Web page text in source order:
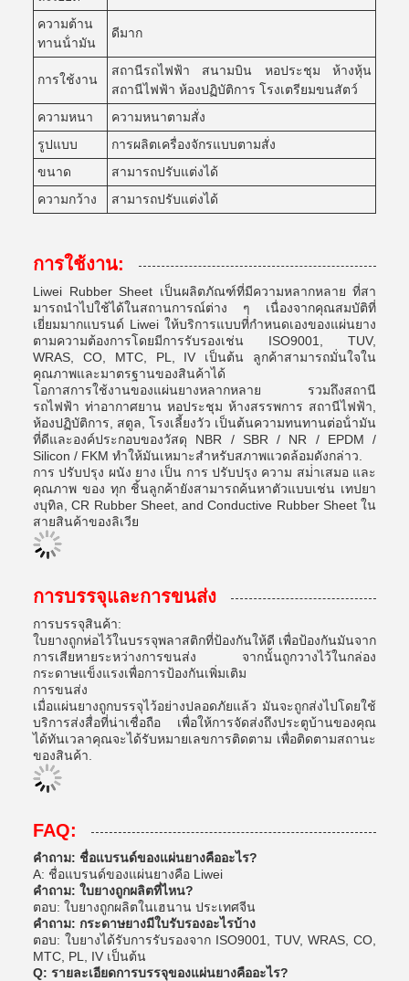
ความต้าน
ทานน้ํามัน
ดีมาก
การใช้งาน
สถานีรถไฟฟ้า สนามบิน หอประชุม ห้างหุ้น
สถานีไฟฟ้า ห้องปฏิบัติการ โรงเตรียมขนสัตว์
ความหนา
ความหนาตามสั่ง
รูปแบบ
การผลิตเครื่องจักรแบบตามสั่ง
ขนาด
สามารถปรับแต่งได้
ความกว้าง
สามารถปรับแต่งได้
การใช้งาน:
Liwei Rubber Sheet เป็นผลิตภัณฑ์ที่มีความหลากหลาย ที่สา
มารถนําไปใช้ได้ในสถานการณ์ต่าง ๆ เนื่องจากคุณสมบัติที่
เยี่ยมมากแบรนด์ Liwei ให้บริการแบบที่กําหนดเองของแผ่นยาง
ตามความต้องการโดยมีการรับรองเช่น ISO9001, TUV,
WRAS, CO, MTC, PL, IV เป็นต้น ลูกค้าสามารถมั่นใจใน
คุณภาพและมาตรฐานของสินค้าได้
โอกาสการใช้งานของแผ่นยางหลากหลาย รวมถึงสถานี
รถไฟฟ้า ท่าอากาศยาน หอประชุม ห้างสรรพการ สถานีไฟฟ้า,
ห้องปฏิบัติการ, สตูล, โรงเลี้ยงวัว เป็นต้นความทนทานต่อน้ํามัน
ที่ดีและองค์ประกอบของวัสดุ NBR / SBR / NR / EPDM /
Silicon / FKM ทําให้มันเหมาะสําหรับสภาพแวดล้อมดังกล่าว.
การ ปรับปรุง ผนัง ยาง เป็น การ ปรับปรุง ความ สม่ําเสมอ และ
คุณภาพ ของ ทุก ชิ้นลูกค้ายังสามารถค้นหาตัวแบบเช่น เทปยา
งบุทิล, CR Rubber Sheet, and Conductive Rubber Sheet ใน
สายสินค้าของลิเวีย
การบรรจุและการขนส่ง
การบรรจุสินค้า:
ใบยางถูกห่อไว้ในบรรจุพลาสติกที่ป้องกันให้ดี เพื่อป้องกันมันจาก
การเสียหายระหว่างการขนส่ง จากนั้นถูกวางไว้ในกล่อง
กระดาษแข็งแรงเพื่อการป้องกันเพิ่มเติม
การขนส่ง
เมื่อแผ่นยางถูกบรรจุไว้อย่างปลอดภัยแล้ว มันจะถูกส่งไปโดยใช้
บริการส่งสื่อที่น่าเชื่อถือ เพื่อให้การจัดส่งถึงประตูบ้านของคุณ
ได้ทันเวลาคุณจะได้รับหมายเลขการติดตาม เพื่อติดตามสถานะ
ของสินค้า.
FAQ:
คําถาม: ชื่อแบรนด์ของแผ่นยางคืออะไร?
A: ชื่อแบรนด์ของแผ่นยางคือ Liwei
คําถาม: ใบยางถูกผลิตที่ไหน?
ตอบ: ใบยางถูกผลิตในเฮนาน ประเทศจีน
คําถาม: กระดาษยางมีใบรับรองอะไรบ้าง
ตอบ: ใบยางได้รับการรับรองจาก ISO9001, TUV, WRAS, CO,
MTC, PL, IV เป็นต้น
Q: รายละเอียดการบรรจุของแผ่นยางคืออะไร?